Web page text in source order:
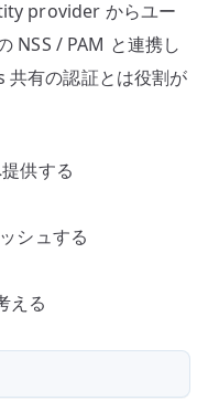
provider からユー
NSS / PAM と連携し
共有の認証とは役割が
供する
シュする
える